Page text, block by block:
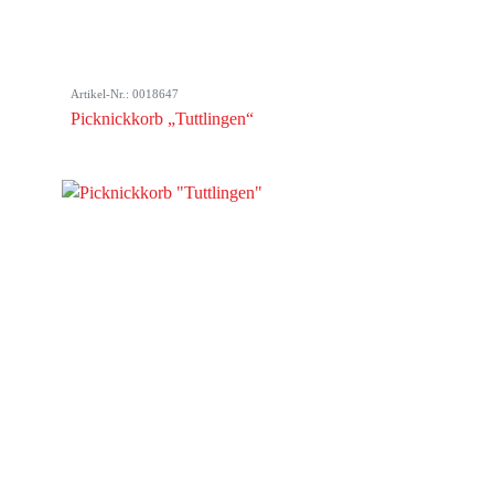
Artikel-Nr.: 0018647
Picknickkorb „Tuttlingen“